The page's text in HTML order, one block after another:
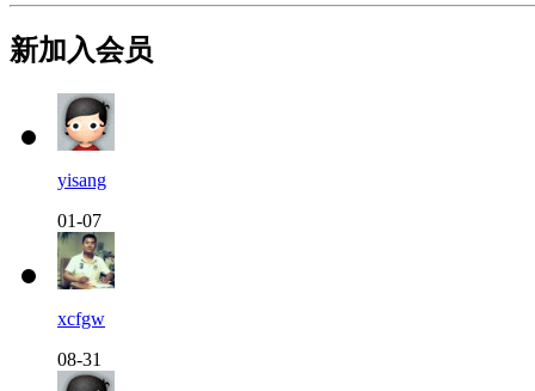
新加入会员
yisang
01-07
xcfgw
08-31